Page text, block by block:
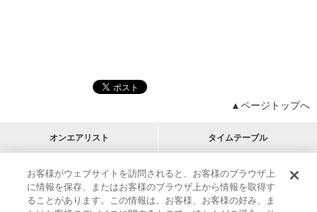
▲ページトップへ
オンエアリスト タイムテーブル
プログラムリスト チャート
アーティストリスト
M-ON!
RECOMMEND
リクエスト
お客様がウェブサイトを訪問されると、お客様のブラウザ上
に情報を保存、またはお客様のブラウザ上から情報を取得す
ることがあります。この情報は、お客様、お客様の好み、ま